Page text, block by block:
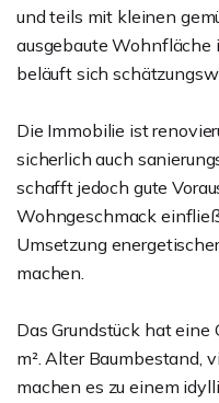
und teils mit kleinen
ausgebaute Wohnfläche
beläuft sich
Die Immobilie ist
sicherlich auch
schafft jedoch gute
Wohngeschmack
Umsetzung
machen.
Das Grundstück hat
m². Alter Baumbestand,
machen es zu einem